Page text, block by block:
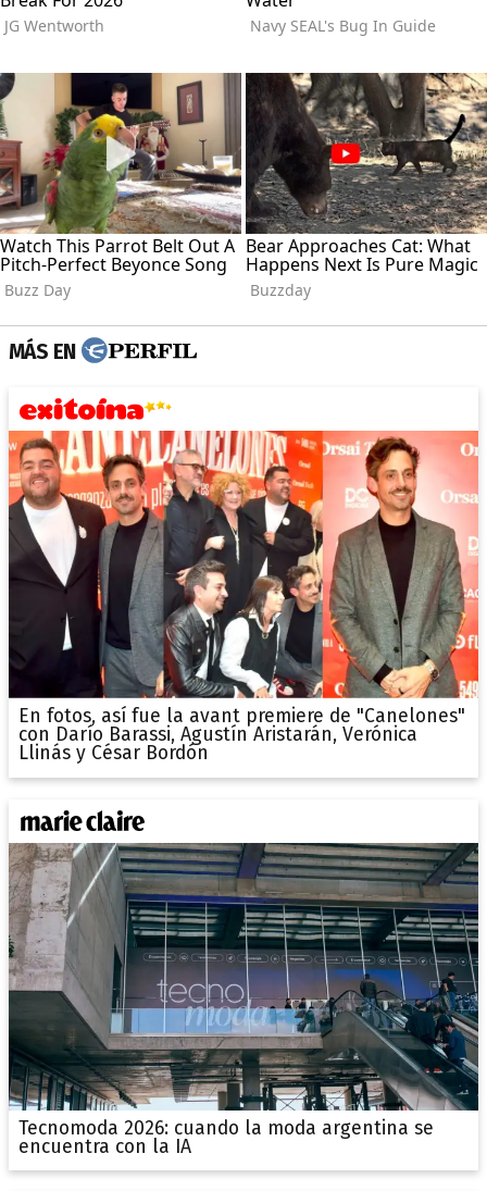
MÁS EN
En fotos, así fue la avant premiere de "Canelones"
con Darío Barassi, Agustín Aristarán, Verónica
Llinás y César Bordón
Tecnomoda 2026: cuando la moda argentina se
encuentra con la IA